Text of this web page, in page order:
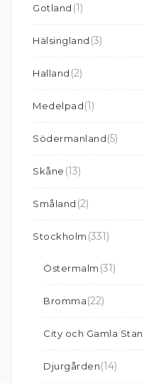
Gotland (1)
Hälsingland (3)
Halland (2)
Medelpad(1)
Södermanland(5)
Skåne (13)
Småland (2)
Stockholm (331)
Östermalm (31)
Bromma(22)
City och Gamla Stan
Djurgården(14)